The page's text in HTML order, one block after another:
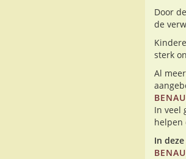
Door
de
sterk
Al
In veel
helpen
In